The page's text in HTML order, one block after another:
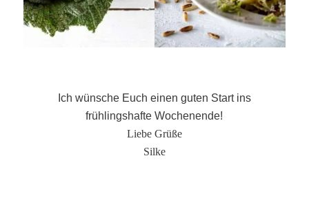
Ich wünsche Euch einen guten Start ins
frühlingshafte Wochenende!
Liebe Grüße
Silke